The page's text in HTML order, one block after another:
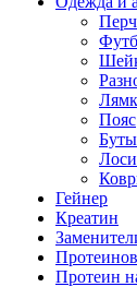
Пояс
Гейнер
Креатин
Протеин